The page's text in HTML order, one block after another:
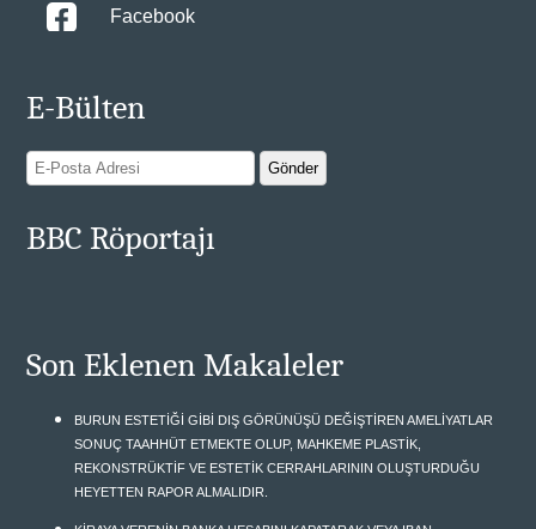
Facebook
E-Bülten
BBC Röportajı
Son Eklenen Makaleler
BURUN ESTETİĞİ GİBİ DIŞ GÖRÜNÜŞÜ DEĞİŞTİREN AMELİYATLAR
SONUÇ TAAHHÜT ETMEKTE OLUP, MAHKEME PLASTİK,
REKONSTRÜKTİF VE ESTETİK CERRAHLARININ OLUŞTURDUĞU
HEYETTEN RAPOR ALMALIDIR.